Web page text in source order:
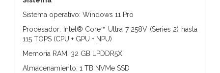
Sistema operativo: Windows 11 Pro
Procesador: Intel® Core™ Ultra 7 258V (Series 2) hasta
115 TOPS (CPU + GPU + NPU)
Memoria RAM: 32 GB LPDDR5X
Almacenamiento: 1 TB NVMe SSD